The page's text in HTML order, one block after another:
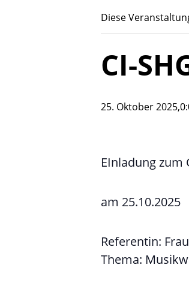
Diese
CI-
25. Oktober
EInladung zum
am 25.10.2025
Referentin:
Thema: